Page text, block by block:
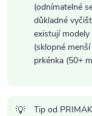
(odnímatelné
důkladné
existují modely
(sklopné
prkénka (50+
Tip od